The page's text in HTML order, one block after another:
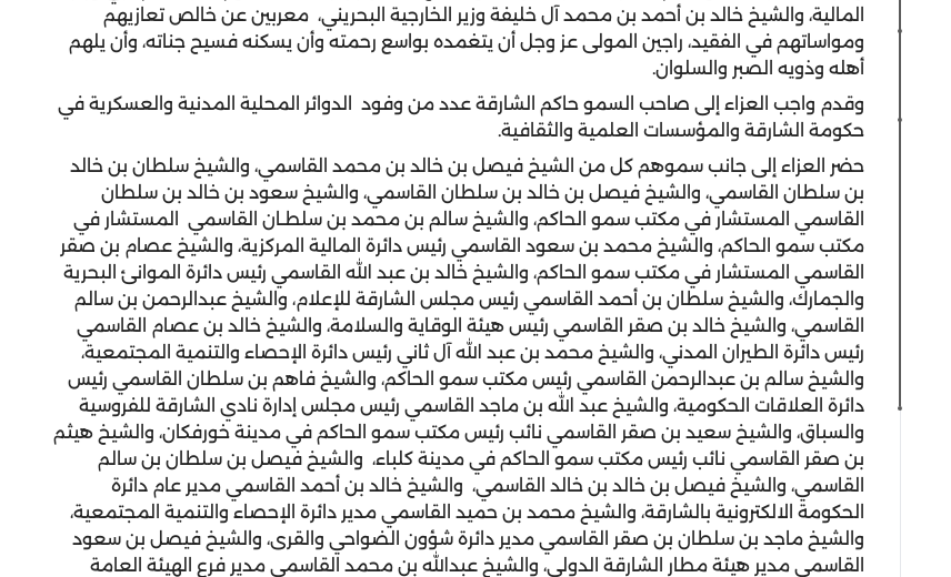
المالية، والشيخ خالد بن أحمد بن محمد آل خليفة وزير الخارجية البحريني، معربين عن خالص تعازيهم
ومواساتهم في الفقيد، راجين المولى عز وجل أن يتغمده بواسع رحمته وأن يسكنه فسيح جناته، وأن يلهم
أهله وذويه الصبر والسلوان.
وقدم واجب العزاء إلى صاحب السمو حاكم الشارقة عدد من وفود الدوائر المحلية المدنية والعسكرية في
حكومة الشارقة والمؤسسات العلمية والثقافية.
حضر العزاء إلى جانب سموهم كل من الشيخ فيصل بن خالد بن محمد القاسمي، والشيخ سلطان بن خالد
بن سلطان القاسمي، والشيخ فيصل بن خالد بن سلطان القاسمي، والشيخ سعود بن خالد بن سلطان
القاسمي المستشار في مكتب سمو الحاكم، والشيخ سالم بن محمد بن سلطـان القاسمي المستشار في
مكتب سمو الحاكم، والشيخ محمد بن سعود القاسمي رئيس دائرة المالية المركزية، والشيخ عصام بن صقر
القاسمي المستشار في مكتب سمو الحاكم، والشيخ خالد بن عبد الله القاسمي رئيس دائرة الموانئ البحرية
والجمارك، والشيخ سلطان بن أحمد القاسمي رئيس مجلس الشارقة للإعلام، والشيخ عبدالرحمن بن سالم
القاسمي، والشيخ خالد بن صقر القاسمي رئيس هيئة الوقاية والسلامة، والشيخ خالد بن عصام القاسمي
رئيس دائرة الطيران المدني، والشيخ محمد بن عبد الله آل ثاني رئيس دائرة الإحصاء والتنمية المجتمعية،
والشيخ سالم بن عبدالرحمن القاسمي رئيس مكتب سمو الحاكم، والشيخ فاهم بن سلطان القاسمي رئيس
دائرة العلاقات الحكومية، والشيخ عبد الله بن ماجد القاسمي رئيس مجلس إدارة نادي الشارقة للفروسية
والسباق، والشيخ سعيد بن صقر القاسمي نائب رئيس مكتب سمو الحاكم في مدينة خورفكان، والشيخ هيثم
بن صقر القاسمي نائب رئيس مكتب سمو الحاكم في مدينة كلباء، والشيخ فيصل بن سلطان بن سالم
القاسمي، والشيخ فيصل بن خالد بن خالد القاسمي، والشيخ خالد بن أحمد القاسمي مدير عام دائرة
الحكومة الالكترونية بالشارقة، والشيخ محمد بن حميد القاسمي مدير دائرة الإحصاء والتنمية المجتمعية،
والشيخ ماجد بن سلطان بن صقر القاسمي مدير دائرة شؤون الضواحي والقرى، والشيخ فيصل بن سعود
القاسمي مدير هيئة مطار الشارقة الدولي، والشيخ عبدالله بن محمد القاسمي مدير فرع الهيئة العامة